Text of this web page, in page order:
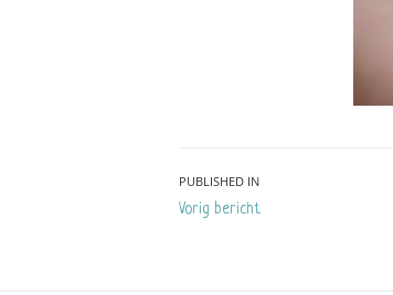
Bericht
navigatie
PUBLISHED IN
Vorig bericht